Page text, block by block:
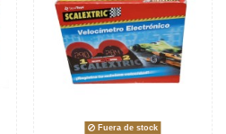
Fuera de stock